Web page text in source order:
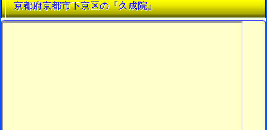
京都府京都市下京区の『久成院』